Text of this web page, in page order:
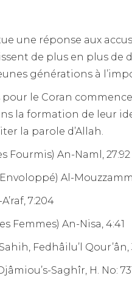
une réponse aux
de plus en plus de
générations à
pour le Coran
la formation de leur
la parole d’Allah.
An-Naml, 27:92
Al-
7:204
An-Nisa, 4:41
Qour’ân,
Saghîr, H. No: